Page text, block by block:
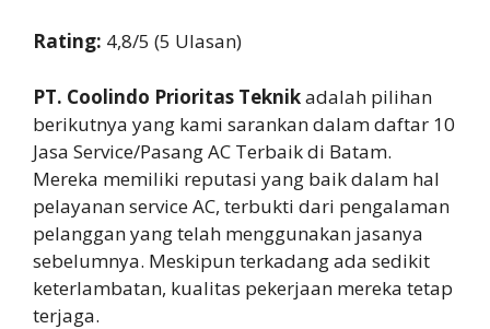
Rating: 4,8/5 (5 Ulasan)
PT. Coolindo Prioritas Teknikadalah pilihan
berikutnya yang kami sarankan dalam daftar 10
Jasa Service/Pasang AC Terbaik di Batam.
Mereka memiliki reputasi yang baik dalam hal
pelayanan service AC, terbukti dari pengalaman
pelanggan yang telah menggunakan jasanya
sebelumnya. Meskipun terkadang ada sedikit
keterlambatan, kualitas pekerjaan mereka tetap
terjaga.